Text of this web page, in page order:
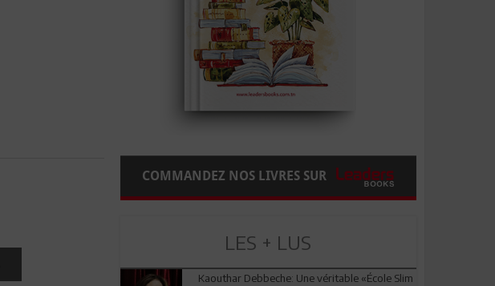
COMMANDEZ NOS LIVRES SUR
LES + LUS
Kaouthar Debbeche: Une véritable «École Slim